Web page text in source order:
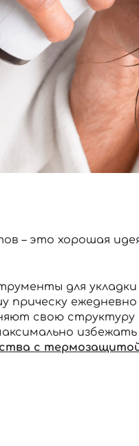
– это хорошая
для
свою структуру
с